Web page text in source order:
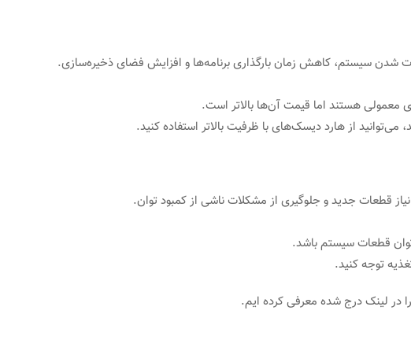
شدن سیستم، کاهش زمان بارگذاری برنامه‌ها و افزایش فضای ذخیره‌سازی.
می‌توانید از هارد دیسک‌های با ظرفیت بالاتر استفاده کنید.
نیاز قطعات جدید و جلوگیری از مشکلات ناشی از کمبود توان.
توان قطعات سیستم باشد.
توجه کنید.
در لینک درج شده معرفی کرده ایم.